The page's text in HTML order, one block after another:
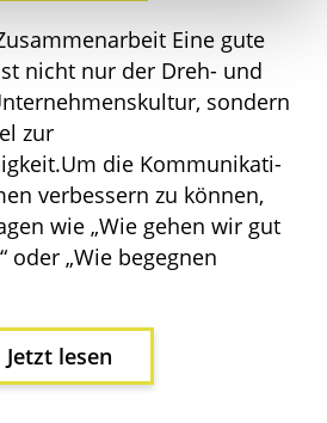
Eine gute
nicht nur der Dreh- und
son­dern
zur
die Kom­mu­ni­ka­ti­
ver­bes­sern zu kön­nen,
wie „Wie gehen wir gut
oder „Wie begeg­nen
Jetzt lesen